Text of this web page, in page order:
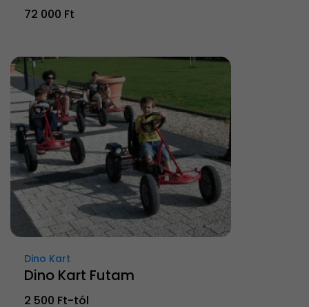
72 000 Ft
Dino Kart
Dino Kart Futam
2 500 Ft-tól